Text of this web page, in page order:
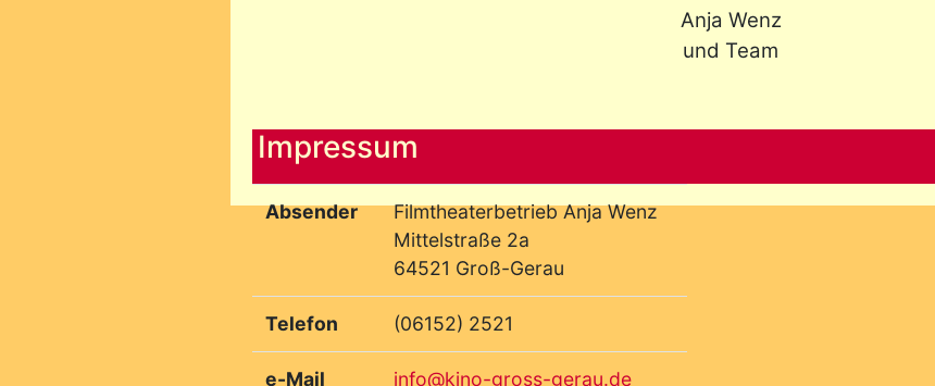
Anja Wenz
und Team
Impressum
Absender
Filmtheaterbetrieb Anja Wenz
Mittelstraße 2a
64521 Groß-Gerau
Telefon (06152) 2521
e-Mail info@kino-gross-gerau.de